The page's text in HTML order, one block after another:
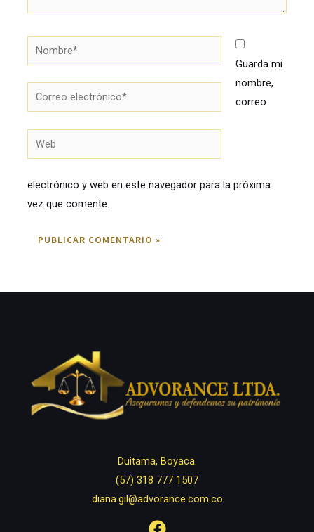
Nombre*
Correo
electrónico*
Web
Guarda mi
nombre,
correo
electrónico y web en este navegador para la próxima
vez que comente.
Duitama, Boyaca.
(57) 318 777 1507
diana.gil@advorance.com.co